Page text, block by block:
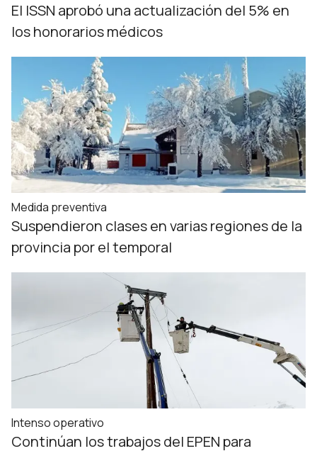
El ISSN aprobó una actualización del 5% en
los honorarios médicos
Medida preventiva
Suspendieron clases en varias regiones de la
provincia por el temporal
Intenso operativo
Continúan los trabajos del EPEN para